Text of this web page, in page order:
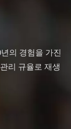
의 경험을 가진
리 규율로 재생